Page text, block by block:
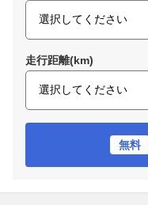
走行距離(km)
無料